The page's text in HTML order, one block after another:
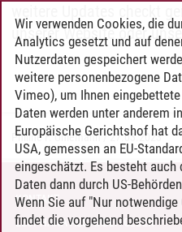
unserer Website oder
Philine F. Uhlemann/27.03.2023
KONTAKT
LEUPHANA ALS ARBEITGEBER
Wir verwenden Cookies, die
Analytics gesetzt und auf
Nutzerdaten gespeichert
weitere personenbezogene
Vimeo), um Ihnen
Daten werden unter anderem
Europäische Gerichtshof hat
USA, gemessen an EU-
eingeschätzt. Es besteht
Daten dann durch US-
Wenn Sie auf "Nur
findet die vorgehend